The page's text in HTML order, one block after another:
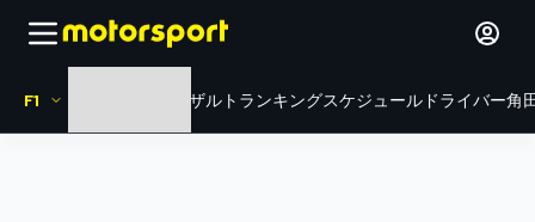
F1 リザルト ランキングスケジュール ドライバー角